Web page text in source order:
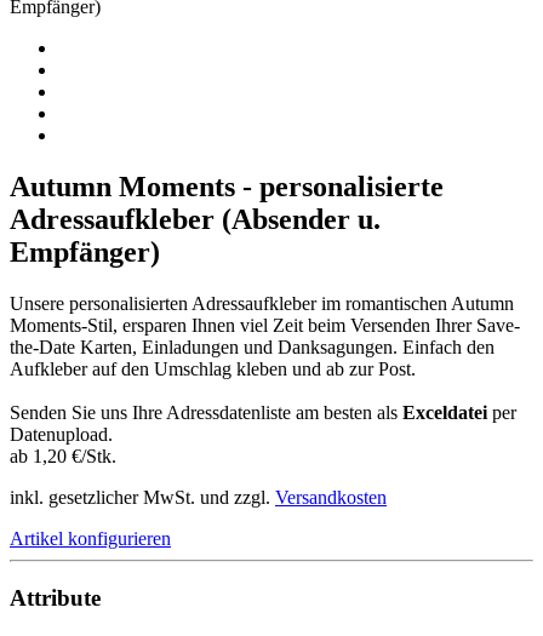
Autumn Moments - personalisierte
Adressaufkleber (Absender u.
Empfänger)
Unsere personalisierten Adressaufkleber im romantischen Autumn
Moments-Stil, ersparen Ihnen viel Zeit beim Versenden Ihrer Save-
the-Date Karten, Einladungen und Danksagungen. Einfach den
Aufkleber auf den Umschlag kleben und ab zur Post.
Senden Sie uns Ihre Adressdatenliste am besten als Exceldatei per
Datenupload.
ab 1,20 €/Stk.
inkl. gesetzlicher MwSt. und zzgl. Versandkosten
Artikel konfigurieren
Attribute